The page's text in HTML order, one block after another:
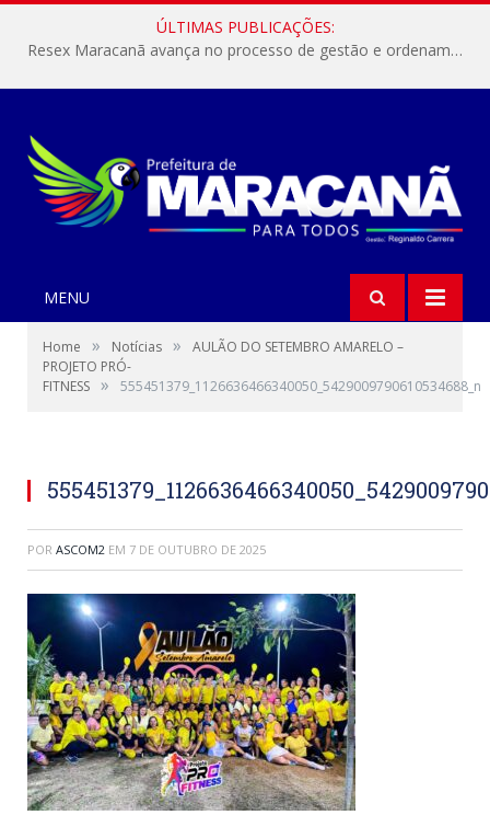
ÚLTIMAS PUBLICAÇÕES:
Resex Maracanã avança no processo de gestão e ordenamento do turismo em nossas áreas protegidas.
MENU
Home » Notícias »
AULÃO DO SETEMBRO AMARELO –
PROJETO PRÓ-
FITNESS » 555451379_1126636466340050_5429009790610534688_n
POR ASCOM2 EM 7 DE OUTUBRO DE 2025